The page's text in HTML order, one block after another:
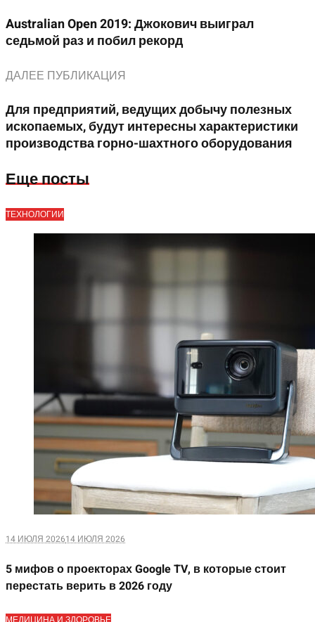
Australian Open 2019: Джокович выиграл
седьмой раз и побил рекорд
ДАЛЕЕ ПУБЛИКАЦИЯ
Для предприятий, ведущих добычу полезных
ископаемых, будут интересны характеристики
производства горно-шахтного оборудования
Еще посты
ТЕХНОЛОГИИ
14 ИЮЛЯ 202614 ИЮЛЯ 2026
5 мифов о проекторах Google TV, в которые стоит
перестать верить в 2026 году